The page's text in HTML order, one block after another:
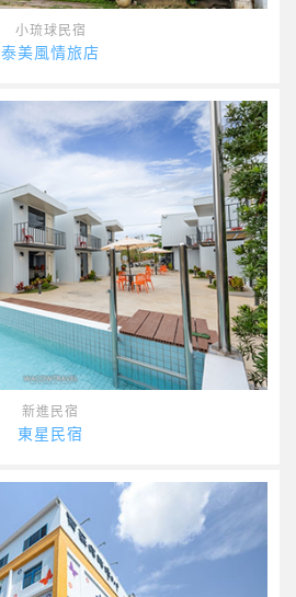
小琉球民宿
泰美風情旅店
新進民宿
東星民宿